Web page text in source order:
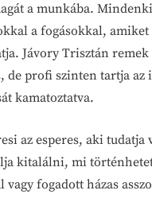
a munkába.
a fogásokkal,
Jávory Trisztán
de profi szinten tartja
kamatoztatva.
az esperes, aki
kitalálni, mi
fogadott házas